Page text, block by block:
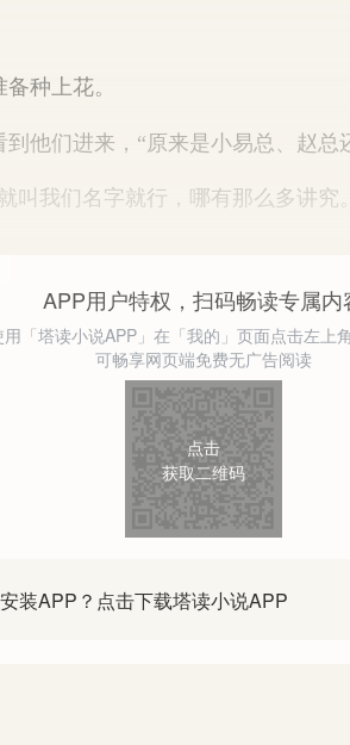
种上花。
们进来，“原来是小易总、赵总
我们名字就行，哪有那么多讲究
APP用户特权，扫码畅读专属内
用「塔读小说APP」在「我的」页面点击左上
可畅享网页端免费无广告阅读
点击
获取二维码
装APP？点击下载塔读小说APP